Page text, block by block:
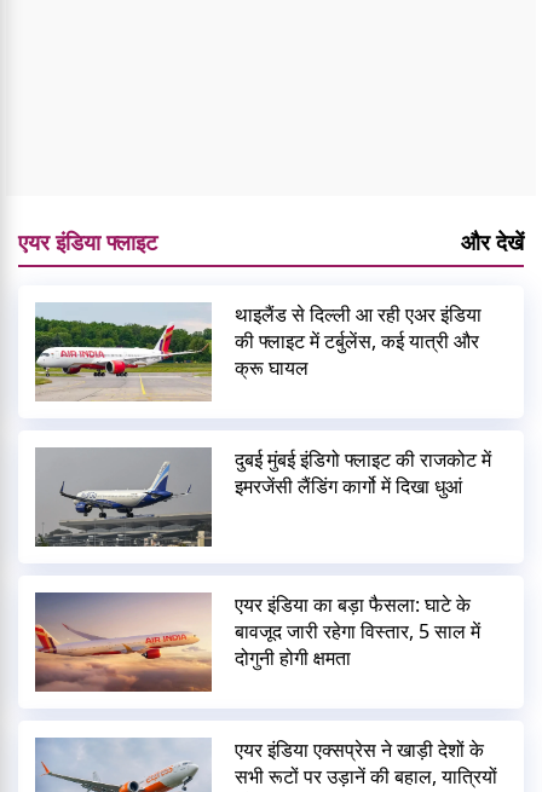
एयर इंडिया फ्लाइट और देखें
थाइलैंड से दिल्ली आ रही एअर इंडिया
की फ्लाइट में टर्बुलेंस, कई यात्री और
क्रू घायल
दुबई मुंबई इंडिगो फ्लाइट की राजकोट में
इमरजेंसी लैंडिंग कार्गो में दिखा धुआं
एयर इंडिया का बड़ा फैसला: घाटे के
बावजूद जारी रहेगा विस्तार, 5 साल में
दोगुनी होगी क्षमता
एयर इंडिया एक्सप्रेस ने खाड़ी देशों के
सभी रूटों पर उड़ानें की बहाल, यात्रियों